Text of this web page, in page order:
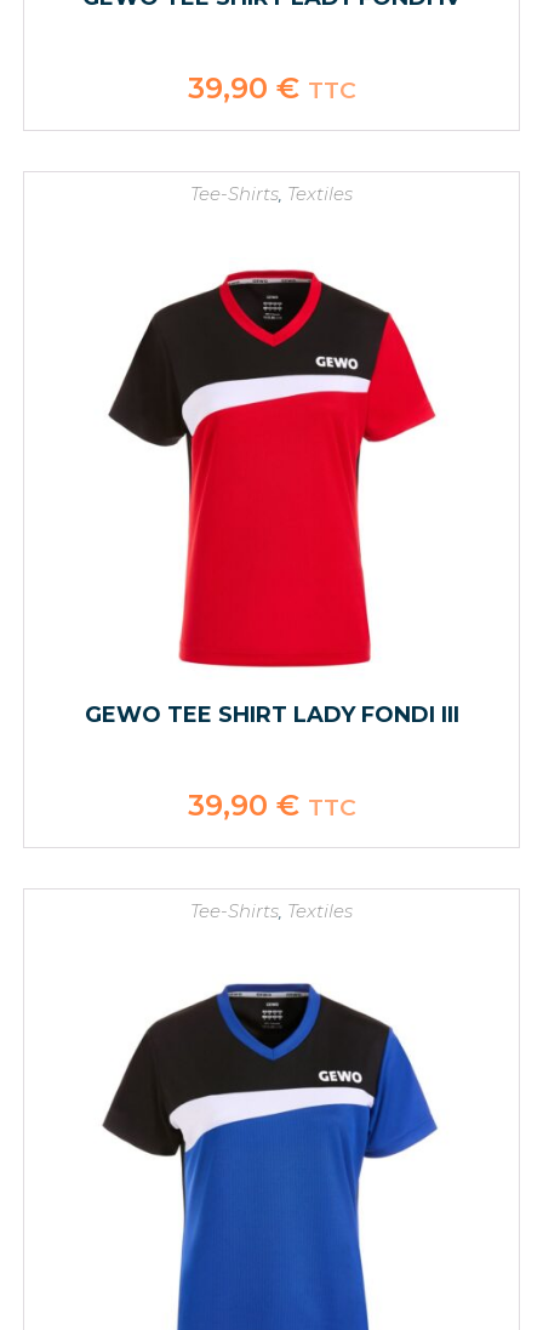
39,90 € TTC
Tee-Shirts Textiles
GEWO TEE SHIRT LADY FONDI III
39,90 € TTC
Tee-Shirts Textiles